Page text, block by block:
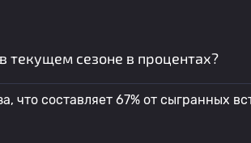
текущем сезоне в процентах?
что составляет 67% от сыгранных